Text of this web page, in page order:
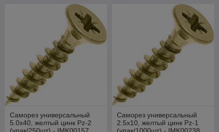
Саморез универсальный
5.0х40, желтый цинк Pz-2
(упак/250шт) - IMK00157
Саморез универсальный
2.5х10, желтый цинк Pz-1
(упак/1000шт) - IMK00238